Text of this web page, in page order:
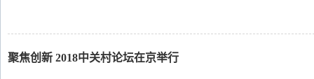
聚焦创新 2018中关村论坛在京举行